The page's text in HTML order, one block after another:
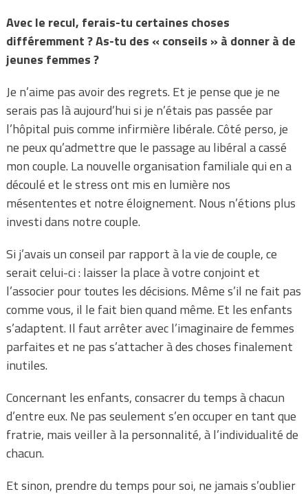
Avec le recul, ferais-tu certaines choses
différemment ? As-tu des « conseils » à donner à de
jeunes femmes ?
Je n’aime pas avoir des regrets. Et je pense que je ne
serais pas là aujourd’hui si je n’étais pas passée par
l’hôpital puis comme infirmière libérale. Côté perso, je
ne peux qu’admettre que le passage au libéral a cassé
mon couple. La nouvelle organisation familiale qui en a
découlé et le stress ont mis en lumière nos
mésententes et notre éloignement. Nous n’étions plus
investi dans notre couple.
Si j’avais un conseil par rapport à la vie de couple, ce
serait celui-ci : laisser la place à votre conjoint et
l’associer pour toutes les décisions. Même s’il ne fait pas
comme vous, il le fait bien quand même. Et les enfants
s’adaptent. Il faut arrêter avec l’imaginaire de femmes
parfaites et ne pas s’attacher à des choses finalement
inutiles.
Concernant les enfants, consacrer du temps à chacun
d’entre eux. Ne pas seulement s’en occuper en tant que
fratrie, mais veiller à la personnalité, à l’individualité de
chacun.
Et sinon, prendre du temps pour soi, ne jamais s’oublier